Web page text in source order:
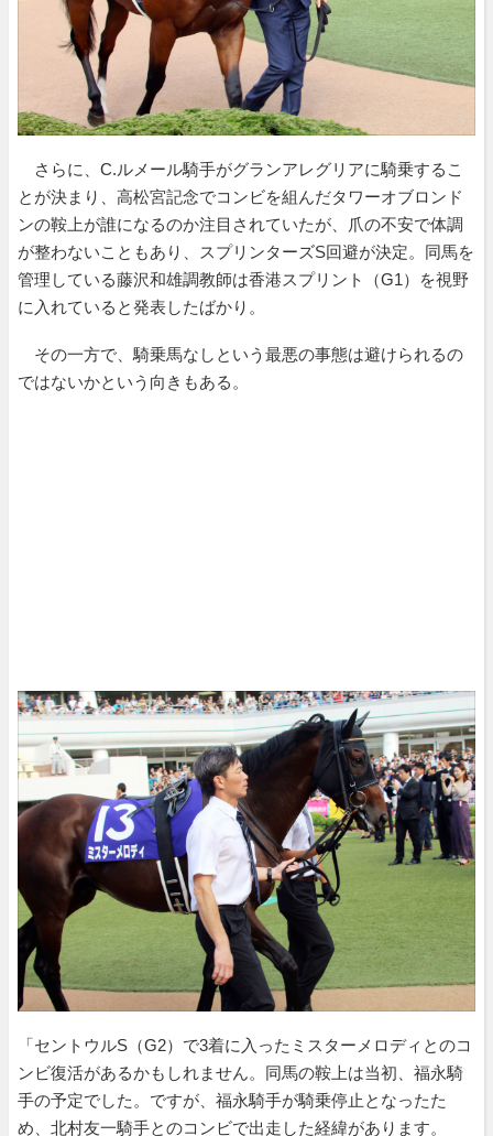
さらに、C.ルメール騎手がグランアレグリアに騎乗するこ
とが決まり、高松宮記念でコンビを組んだタワーオブロンド
ンの鞍上が誰になるのか注目されていたが、爪の不安で体調
が整わないこともあり、スプリンターズS回避が決定。同馬を
管理している藤沢和雄調教師は香港スプリント（G1）を視野
に入れていると発表したばかり。
その一方で、騎乗馬なしという最悪の事態は避けられるの
ではないかという向きもある。
「セントウルS（G2）で3着に入ったミスターメロディとのコ
ンビ復活があるかもしれません。同馬の鞍上は当初、福永騎
手の予定でした。ですが、福永騎手が騎乗停止となったた
め、 北村友一騎手とのコンビで出走した経緯があります。